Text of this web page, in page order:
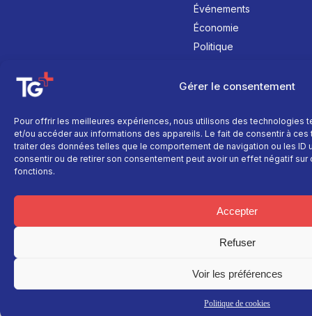
Gérer le consentement
Pour offrir les meilleures expériences, nous utilisons des technologies
et/ou accéder aux informations des appareils. Le fait de consentir à
traiter des données telles que le comportement de navigation ou les ID
consentir ou de retirer son consentement peut avoir un effet négatif
fonctions.
Accepter
Refuser
Voir les préférences
Politique de cookies
Événements
Économie
Politique